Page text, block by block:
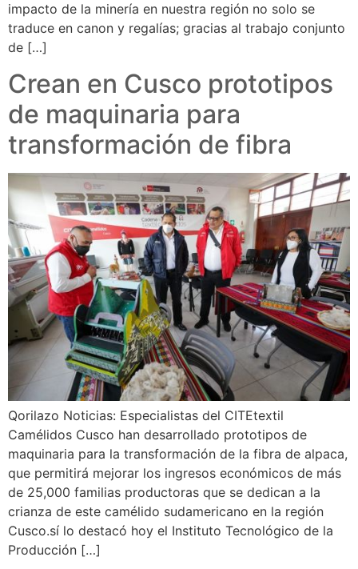
impacto de la minería en nuestra región no solo se
traduce en canon y regalías; gracias al trabajo conjunto
de […]
Crean en Cusco prototipos
de maquinaria para
transformación de fibra
Qorilazo Noticias: Especialistas del CITEtextil
Camélidos Cusco han desarrollado prototipos de
maquinaria para la transformación de la fibra de alpaca,
que permitirá mejorar los ingresos económicos de más
de 25,000 familias productoras que se dedican a la
crianza de este camélido sudamericano en la región
Cusco.sí lo destacó hoy el Instituto Tecnológico de la
Producción […]